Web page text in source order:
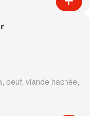
oeuf, viande hachée,